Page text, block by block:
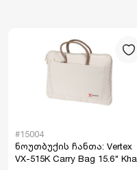
#15004
ნოუთბუქის ჩანთა: Vertex
VX-515K Carry Bag 15.6"